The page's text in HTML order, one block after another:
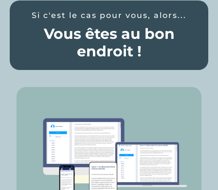
Si c'est le cas pour vous, alors...
Vous êtes au bon
endroit !